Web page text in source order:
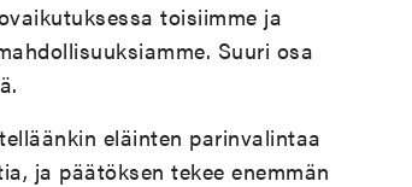
toisiimme ja
Suuri osa
eläinten parinvalintaa
ja päätöksen tekee enemmän